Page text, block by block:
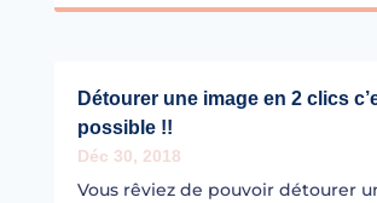
Détourer une image en 2 clics
possible !!
Déc 30, 2018
Vous rêviez de pouvoir détourer